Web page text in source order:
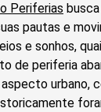
Periferias
pautas e
e sonhos,
de periferia
urbano,